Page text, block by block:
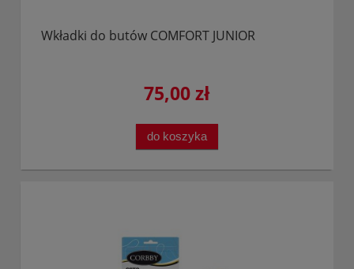
Wkładki do butów COMFORT JUNIOR
75,00 zł
do koszyka